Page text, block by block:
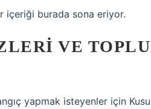
içeriği burada sona eriyor.
VE
yapmak isteyenler için